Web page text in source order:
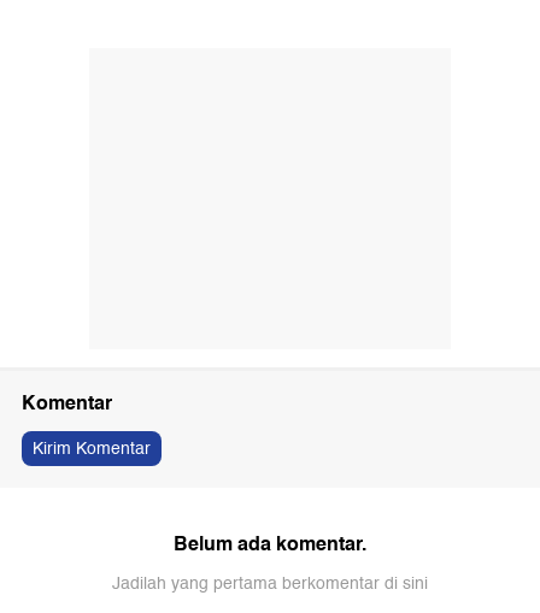
Komentar
Kirim Komentar
Belum ada komentar.
Jadilah yang pertama berkomentar di sini